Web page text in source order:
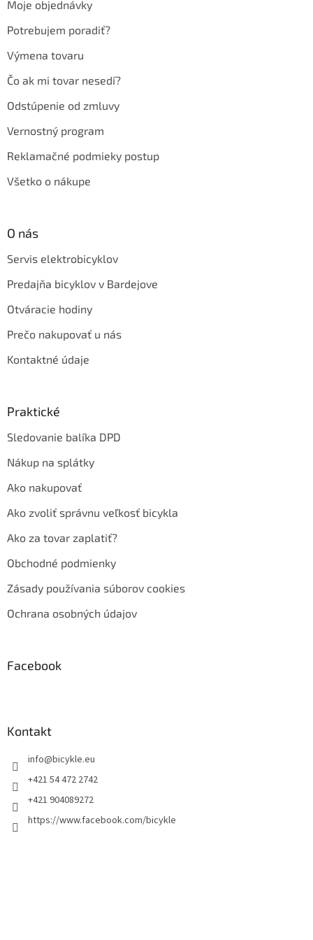
Moje objednávky
Potrebujem poradiť?
Výmena tovaru
Čo ak mi tovar nesedí?
Odstúpenie od zmluvy
Vernostný program
Reklamačné podmieky postup
Všetko o nákupe
O nás
Servis elektrobicyklov
Predajňa bicyklov v Bardejove
Otváracie hodiny
Prečo nakupovať u nás
Kontaktné údaje
Praktické
Sledovanie balíka DPD
Nákup na splátky
Ako nakupovať
Ako zvoliť správnu veľkosť bicykla
Ako za tovar zaplatiť?
Obchodné podmienky
Zásady používania súborov cookies
Ochrana osobných údajov
Facebook
Kontakt
info@bicykle.eu
+421 54 472 2742
+421 904089272
https://www.facebook.com/bicykle